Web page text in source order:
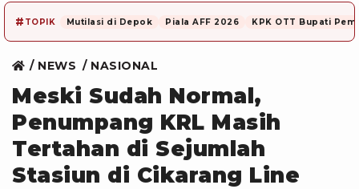
# TOPIK Mutilasi di Depok Piala AFF 2026 KPK OTT Bupati
NEWS NASIONAL
Meski Sudah Normal,
Penumpang KRL Masih
Tertahan di Sejumlah
Stasiun di Cikarang Line